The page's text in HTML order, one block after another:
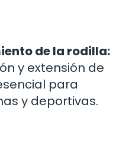
de la rodilla:
y extensión de
para
y deportivas.